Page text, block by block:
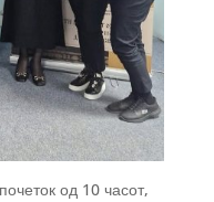
од 10 часот,